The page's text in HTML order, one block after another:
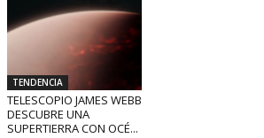
TENDENCIA
TELESCOPIO JAMES WEBB
DESCUBRE UNA
SUPERTIERRA CON OCÉ...